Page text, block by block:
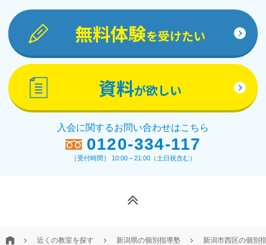
無料体験を受けたい
資料が欲しい
入会に関するお問い合わせはこちら
0120-334-117
［受付時間］ 10:00～21:00（土日祝含む）
近くの教室を探す 新潟県の個別指導塾 新潟市西区の個別